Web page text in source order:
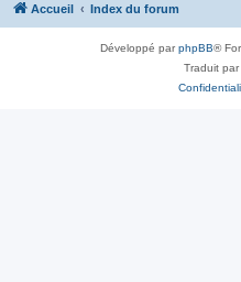
Accueil Index du forum
Développé parphpBB®
Traduit par